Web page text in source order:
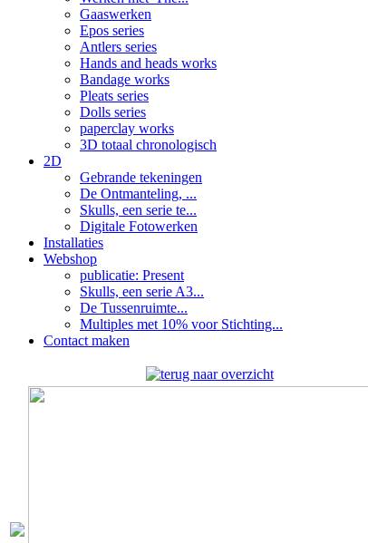
Gaaswerken
Epos series
Antlers series
Hands and heads works
Bandage works
Pleats series
Dolls series
paperclay works
3D totaal chronologisch
2D
Gebrande tekeningen
De Ontmanteling, ...
Skulls, een serie te...
Digitale Fotowerken
Installaties
Webshop
publicatie: Present
Skulls, een serie A3...
De Tussenruimte...
Multiples met 10% voor Stichting...
Contact maken